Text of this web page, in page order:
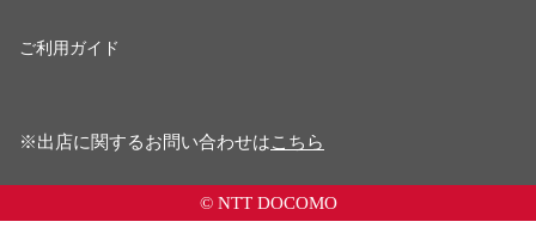
ご利用ガイド
※出店に関するお問い合わせはこちら
© NTT DOCOMO